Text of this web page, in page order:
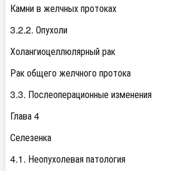
Камни в желчных протоках
3.2.2. Опухоли
Холангиоцеллюлярный рак
Рак общего желчного протока
3.3. Послеоперационные изменения
Глава 4
Селезенка
4.1. Неопухолевая патология